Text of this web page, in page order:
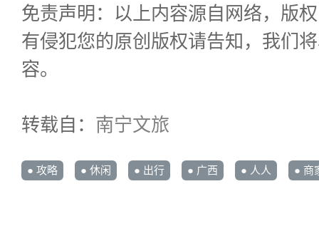
免责声明：以上内容源自网络，版
有侵犯您的原创版权请告知，我们
容。
转载自： 南宁文旅
● 攻略 ● 休闲 ● 出行 ● 广西 ● 人人 ● 商